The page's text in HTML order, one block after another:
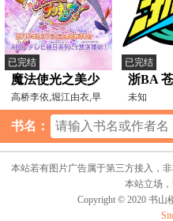
已完结
魔法使光之美少
女！
高桥李依,堀江由衣,早
见沙织,斋藤彩夏,内田
已完结
浙BA
瑞安
未知
书名：
本站若有图片广告属于第三方接入，
本站立场，
Copyright © 2020 书山